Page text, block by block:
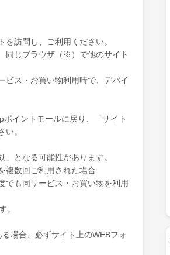
を訪問し、ご利用ください。
同じブラウザ（※）で他のサイト
ビス・お買い物利用時で、デバイ
イントモールに戻り、「サイト
。
となる可能性があります。
複数回ご利用された場合
でも同サービス・お買い物を利用
。
場合、必ずサイト上のWEBフォ